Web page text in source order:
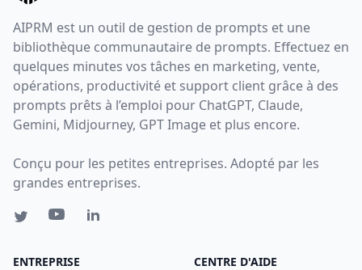
AIPRM est un outil de gestion de prompts et une
bibliothèque communautaire de prompts. Effectuez en
quelques minutes vos tâches en marketing, vente,
opérations, productivité et support client grâce à des
prompts prêts à l’emploi pour ChatGPT, Claude,
Gemini, Midjourney, GPT Image et plus encore.
Conçu pour les petites entreprises. Adopté par les
grandes entreprises.
ENTREPRISE CENTRE D'AIDE